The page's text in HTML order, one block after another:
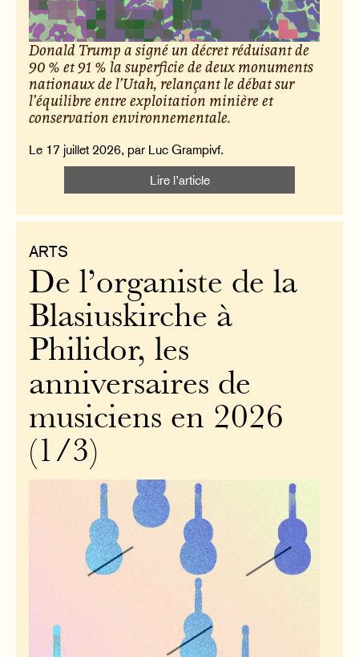
Donald Trump a signé un décret réduisant de
90 % et 91 % la superficie de deux monuments
nationaux de l’Utah, relançant le débat sur
l’équilibre entre exploitation minière et
conservation environnementale.
Le 17 juillet 2026, par Luc Grampivf.
Lire l’article
ARTS
De l’organiste de la
Blasiuskirche à
Philidor, les
anniversaires de
musiciens en 2026
(1/3)